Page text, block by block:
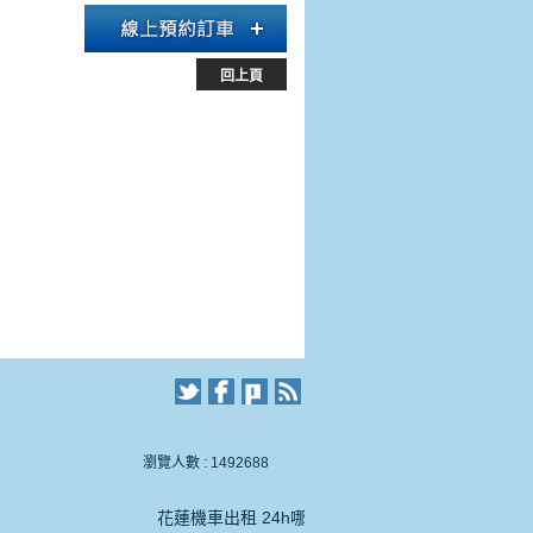
回上頁
瀏覽人數 : 1492688
花蓮機車出租 24h哪一間比較好推薦花蓮火車站租